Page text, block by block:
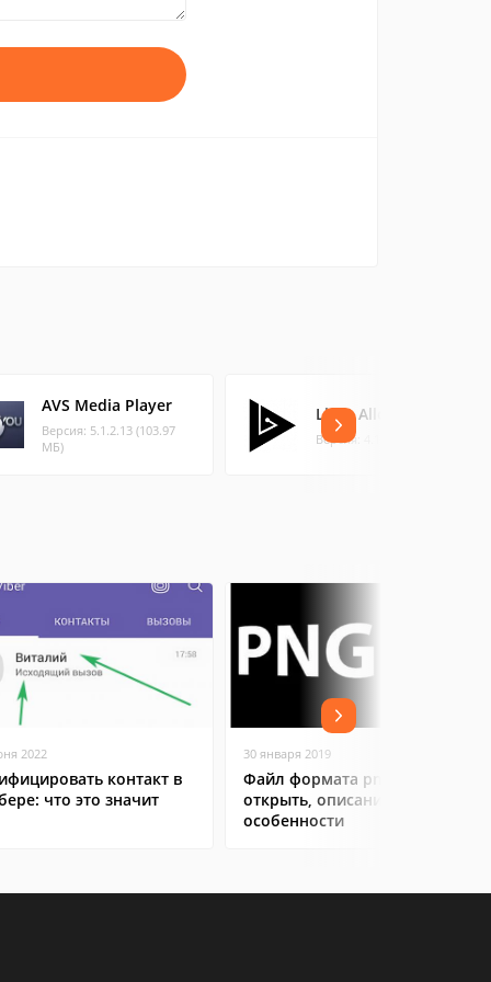
AVS Media Player
Версия: 5.1.2.13 (103.97
МБ)
Light Alloy Portable
Версия: 4.11.2 (23.24 МБ)
2022
контакт в
что это значит
30 января 2019
Файл формата png: чем
открыть, описание,
особенности